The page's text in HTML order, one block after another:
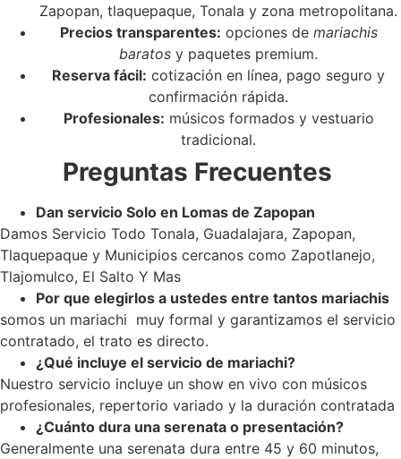
Zapopan, tlaquepaque, Tonala y zona metropolitana.
Precios transparentes: opciones de mariachis
baratos y paquetes premium.
Reserva fácil: cotización en línea, pago seguro y
confirmación rápida.
Profesionales: músicos formados y vestuario
tradicional.
Preguntas Frecuentes
Dan servicio Solo en Lomas de Zapopan
Damos Servicio Todo Tonala, Guadalajara, Zapopan,
Tlaquepaque y Municipios cercanos como Zapotlanejo,
Tlajomulco, El Salto Y Mas
Por que elegirlos a ustedes entre tantos mariachis
somos un mariachi muy formal y garantizamos el servicio
contratado, el trato es directo.
¿Qué incluye el servicio de mariachi?
Nuestro servicio incluye un show en vivo con músicos
profesionales, repertorio variado y la duración contratada
¿Cuánto dura una serenata o presentación?
Generalmente una serenata dura entre 45 y 60 minutos,